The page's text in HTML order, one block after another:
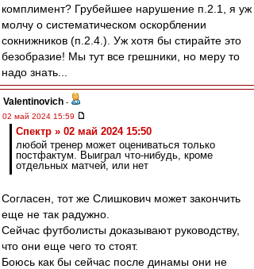
комплимент? Грубейшее нарушение п.2.1, я уж
молчу о систематическом оскорблении
сокнижников (п.2.4.). Уж хотя бы стирайте это
безобразие! Мы тут все грешники, но меру то
надо знать...
Valentinovich -
02 май 2024 15:59
Спектр » 02 май 2024 15:50
любой тренер может оцениваться только
постфактум. Выиграл что-нибудь, кроме
отдельных матчей, или нет
Согласен, тот же Слишкович может закончить
еще не так радужно.
Сейчас футболисты доказывают руководству,
что они еще чего то стоят.
Боюсь как бы сейчас после динамы они не